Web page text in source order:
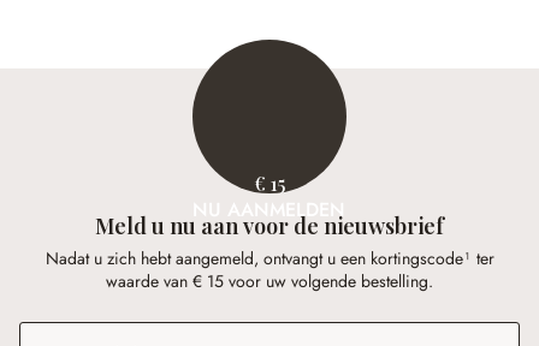
€ 15
NU AANMELDEN
Meld u nu aan voor de nieuwsbrief
Nadat u zich hebt aangemeld, ontvangt u een kortingscode¹ ter
waarde van € 15 voor uw volgende bestelling.
E-mailadres